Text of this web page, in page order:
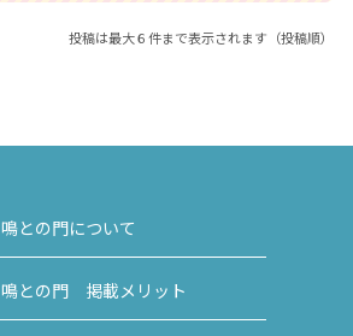
投稿は最大６件まで表示されます（投稿順）
鳴との門について
鳴との門 掲載メリット